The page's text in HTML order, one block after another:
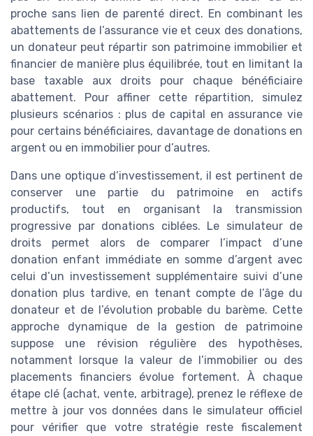
proche sans lien de parenté direct. En combinant les
abattements de l’assurance vie et ceux des donations,
un donateur peut répartir son patrimoine immobilier et
financier de manière plus équilibrée, tout en limitant la
base taxable aux droits pour chaque bénéficiaire
abattement. Pour affiner cette répartition, simulez
plusieurs scénarios : plus de capital en assurance vie
pour certains bénéficiaires, davantage de donations en
argent ou en immobilier pour d’autres.
Dans une optique d’investissement, il est pertinent de
conserver une partie du patrimoine en actifs
productifs, tout en organisant la transmission
progressive par donations ciblées. Le simulateur de
droits permet alors de comparer l’impact d’une
donation enfant immédiate en somme d’argent avec
celui d’un investissement supplémentaire suivi d’une
donation plus tardive, en tenant compte de l’âge du
donateur et de l’évolution probable du barème. Cette
approche dynamique de la gestion de patrimoine
suppose une révision régulière des hypothèses,
notamment lorsque la valeur de l’immobilier ou des
placements financiers évolue fortement. À chaque
étape clé (achat, vente, arbitrage), prenez le réflexe de
mettre à jour vos données dans le simulateur officiel
pour vérifier que votre stratégie reste fiscalement